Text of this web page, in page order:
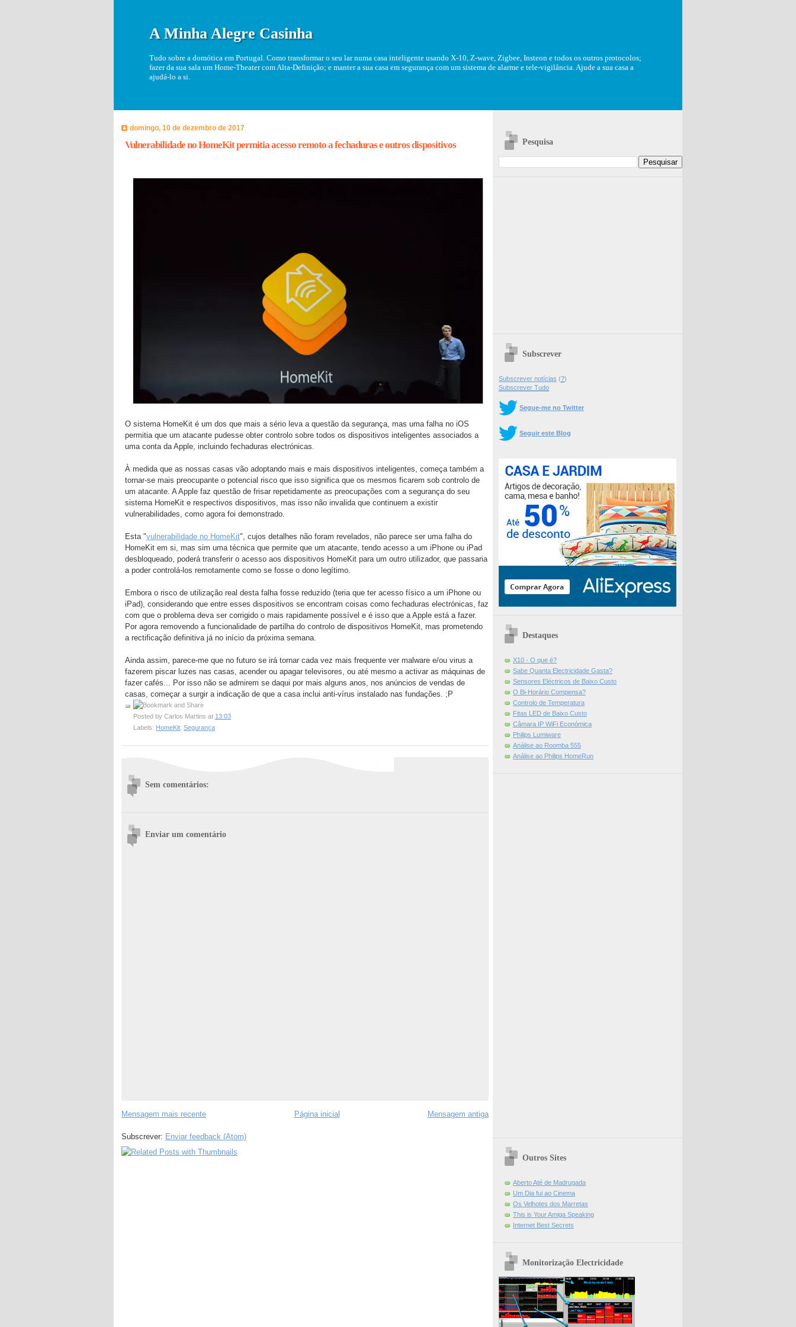
A Minha Alegre Casinha
Tudo sobre a domótica em Portugal. Como transformar o seu lar numa casa inteligente usando X-10, Z-wave, Zigbee, Insteon e todos os outros protocolos;
fazer da sua sala um Home-Theater com Alta-Definição; e manter a sua casa em segurança com um sistema de alarme e tele-vigilância. Ajude a sua casa a
ajudá-lo a si.
domingo, 10 de dezembro de 2017
Vulnerabilidade no HomeKit permitia acesso remoto a fechaduras e outros dispositivos
O sistema HomeKit é um dos que mais a sério leva a questão da segurança, mas uma falha no iOS
permitia que um atacante pudesse obter controlo sobre todos os dispositivos inteligentes associados a
uma conta da Apple, incluindo fechaduras electrónicas.
À medida que as nossas casas vão adoptando mais e mais dispositivos inteligentes, começa também a
tornar-se mais preocupante o potencial risco que isso significa que os mesmos ficarem sob controlo de
um atacante. A Apple faz questão de frisar repetidamente as preocupações com a segurança do seu
sistema HomeKit e respectivos dispositivos, mas isso não invalida que continuem a existir
vulnerabilidades, como agora foi demonstrado.
Esta "vulnerabilidade no HomeKit", cujos detalhes não foram revelados, não parece ser uma falha do
HomeKit em si, mas sim uma técnica que permite que um atacante, tendo acesso a um iPhone ou iPad
desbloqueado, poderá transferir o acesso aos dispositivos HomeKit para um outro utilizador, que passaria
a poder controlá-los remotamente como se fosse o dono legítimo.
Embora o risco de utilização real desta falha fosse reduzido (teria que ter acesso físico a um iPhone ou
iPad), considerando que entre esses dispositivos se encontram coisas como fechaduras electrónicas, faz
com que o problema deva ser corrigido o mais rapidamente possível e é isso que a Apple está a fazer.
Por agora removendo a funcionalidade de partilha do controlo de dispositivos HomeKit, mas prometendo
a rectificação definitiva já no início da próxima semana.
Ainda assim, parece-me que no futuro se irá tornar cada vez mais frequente ver malware e/ou virus a
fazerem piscar luzes nas casas, acender ou apagar televisores, ou até mesmo a activar as máquinas de
fazer cafés... Por isso não se admirem se daqui por mais alguns anos, nos anúncios de vendas de
casas, começar a surgir a indicação de que a casa inclui anti-vírus instalado nas fundações. ;P
Posted by Carlos Martins at 13:03
Labels: HomeKit, Segurança
Sem comentários:
Enviar um comentário
Mensagem mais recente Mensagem antiga
Página inicial
Subscrever: Enviar feedback (Atom)
Pesquisa
Subscrever
Subscrever notícias (?)
Subscrever Tudo
Segue-me no Twitter
Seguir este Blog
Destaques
X10 - O que é?
Sabe Quanta Electricidade Gasta?
Sensores Eléctricos de Baixo Custo
O Bi-Horário Compensa?
Controlo de Temperatura
Fitas LED de Baixo Custo
Câmara IP WiFi Económica
Philips Lumiware
Análise ao Roomba 555
Análise ao Philips HomeRun
Outros Sites
Aberto Até de Madrugada
Um Dia fui ao Cinema
Os Velhotes dos Marretas
This is Your Amiga Speaking
Internet Best Secrets
Monitorização Electricidade